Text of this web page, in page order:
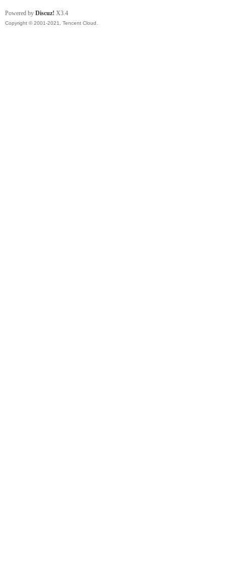
Powered by Discuz! X3.4
Copyright © 2001-2021, Tencent Cloud.